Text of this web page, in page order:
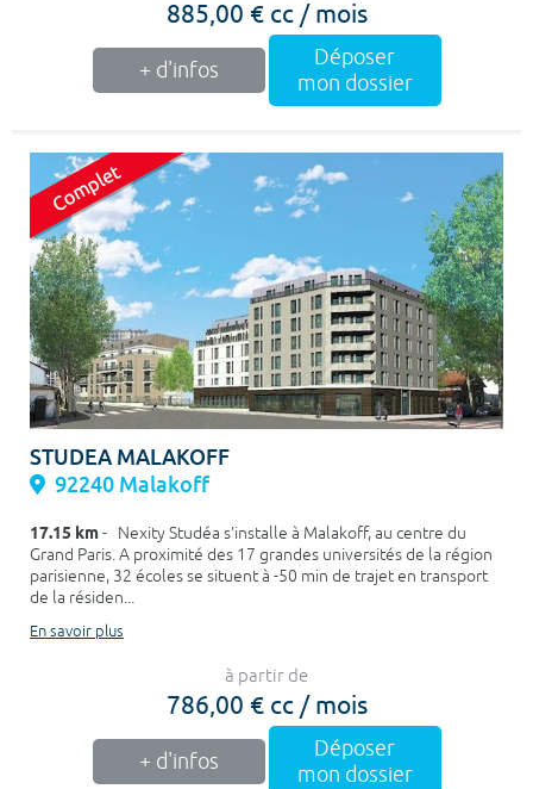
885,00 € cc / mois
+ d'infos
Déposer
mon dossier
STUDEA MALAKOFF
92240 Malakoff
17.15 km- Nexity Studéa s’installe à Malakoff, au centre du
Grand Paris. A proximité des 17 grandes universités de la région
parisienne, 32 écoles se situent à -50 min de trajet en transport
de la résiden...
En savoir plus
à partir de
786,00 € cc / mois
+ d'infos
Déposer
mon dossier